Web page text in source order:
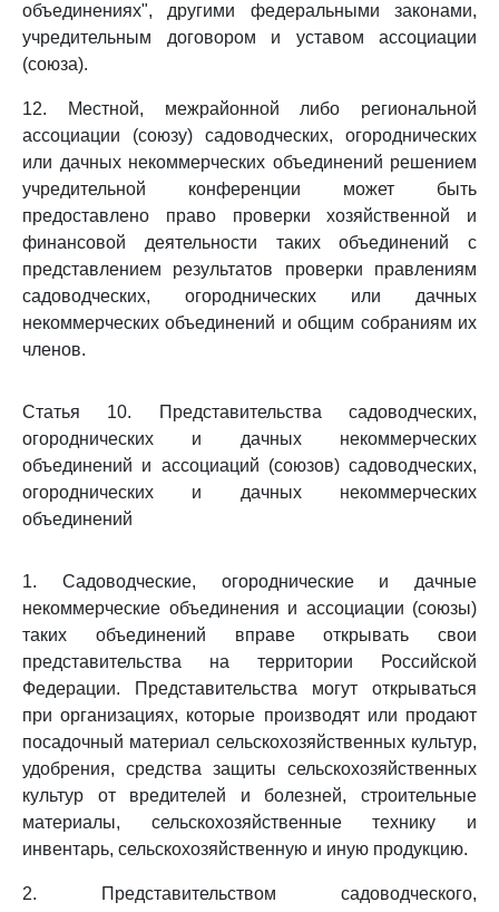
объединениях", другими федеральными законами,
учредительным договором и уставом ассоциации
(союза).
12. Местной, межрайонной либо региональной
ассоциации (союзу) садоводческих, огороднических
или дачных некоммерческих объединений решением
учредительной конференции может быть
предоставлено право проверки хозяйственной и
финансовой деятельности таких объединений с
представлением результатов проверки правлениям
садоводческих, огороднических или дачных
некоммерческих объединений и общим собраниям их
членов.
Статья 10. Представительства садоводческих,
огороднических и дачных некоммерческих
объединений и ассоциаций (союзов) садоводческих,
огороднических и дачных некоммерческих
объединений
1. Садоводческие, огороднические и дачные
некоммерческие объединения и ассоциации (союзы)
таких объединений вправе открывать свои
представительства на территории Российской
Федерации. Представительства могут открываться
при организациях, которые производят или продают
посадочный материал сельскохозяйственных культур,
удобрения, средства защиты сельскохозяйственных
культур от вредителей и болезней, строительные
материалы, сельскохозяйственные технику и
инвентарь, сельскохозяйственную и иную продукцию.
2. Представительством садоводческого,